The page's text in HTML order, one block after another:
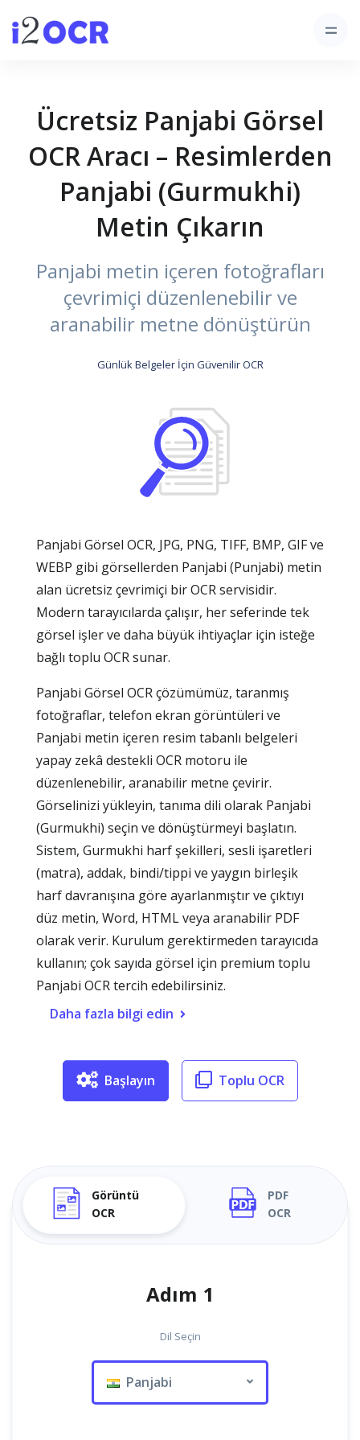
Ücretsiz Panjabi Görsel
OCR Aracı – Resimlerden
Panjabi (Gurmukhi)
Metin Çıkarın
Panjabi metin içeren fotoğrafları
çevrimiçi düzenlenebilir ve
aranabilir metne dönüştürün
Günlük Belgeler İçin Güvenilir OCR
Panjabi Görsel OCR, JPG, PNG, TIFF, BMP, GIF ve
WEBP gibi görsellerden Panjabi (Punjabi) metin
alan ücretsiz çevrimiçi bir OCR servisidir.
Modern tarayıcılarda çalışır, her seferinde tek
görsel işler ve daha büyük ihtiyaçlar için isteğe
bağlı toplu OCR sunar.
Panjabi Görsel OCR çözümümüz, taranmış
fotoğraflar, telefon ekran görüntüleri ve
Panjabi metin içeren resim tabanlı belgeleri
yapay zekâ destekli OCR motoru ile
düzenlenebilir, aranabilir metne çevirir.
Görselinizi yükleyin, tanıma dili olarak Panjabi
(Gurmukhi) seçin ve dönüştürmeyi başlatın.
Sistem, Gurmukhi harf şekilleri, sesli işaretleri
(matra), addak, bindi/tippi ve yaygın birleşik
harf davranışına göre ayarlanmıştır ve çıktıyı
düz metin, Word, HTML veya aranabilir PDF
olarak verir. Kurulum gerektirmeden tarayıcıda
kullanın; çok sayıda görsel için premium toplu
Panjabi OCR tercih edebilirsiniz.
Daha fazla bilgi edin
Başlayın Toplu OCR
Görüntü
OCR
PDF
OCR
Adım 1
Dil Seçin
Panjabi